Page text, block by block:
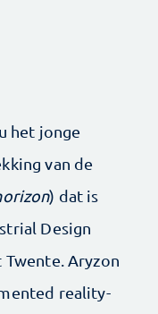
het jonge
van de
) dat is
Design
Aryzon
reality-